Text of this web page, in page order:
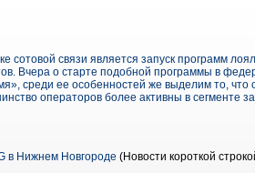
сотовой связи является запуск программ
Вчера о старте подобной программы в
среди ее особенностей же выделим то, что
операторов более активны в сегменте
в Нижнем Новгороде (Новости короткой